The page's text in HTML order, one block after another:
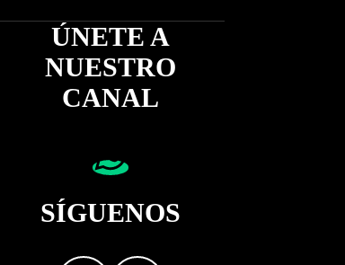
ÚNETE A
NUESTRO
CANAL
SÍGUENOS